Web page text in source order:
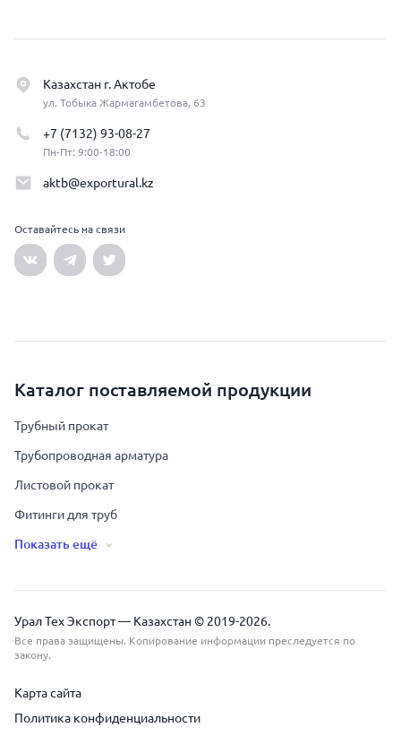
Казахстан г. Актобе
ул. Тобыка Жармагамбетова, 63
+7 (7132) 93-08-27
Пн-Пт: 9:00-18:00
aktb@exportural.kz
Оставайтесь на связи
Каталог поставляемой продукции
Трубный прокат
Трубопроводная арматура
Листовой прокат
Фитинги для труб
Показать ещё
Урал Тех Экспорт — Казахстан © 2019-2026.
Все права защищены. Копирование информации преследуется по
закону.
Карта сайта
Политика конфиденциальности